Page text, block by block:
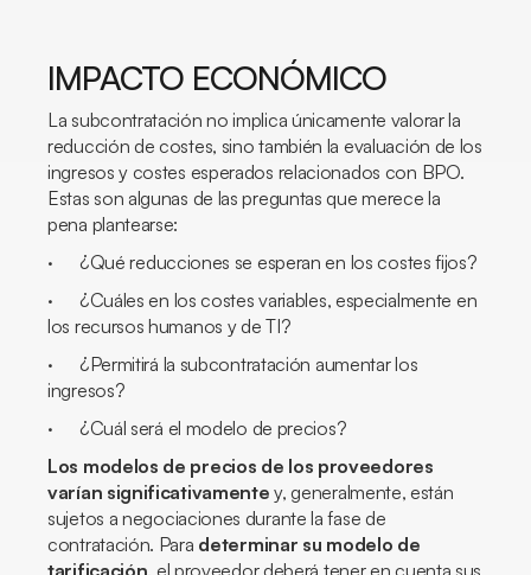
IMPACTO ECONÓMICO
La subcontratación no implica únicamente valorar la
reducción de costes, sino también la evaluación de los
ingresos y costes esperados relacionados con BPO.
Estas son algunas de las preguntas que merece la
pena plantearse:
· ¿Qué reducciones se esperan en los costes fijos?
· ¿Cuáles en los costes variables, especialmente en
los recursos humanos y de TI?
· ¿Permitirá la subcontratación aumentar los
ingresos?
· ¿Cuál será el modelo de precios?
Los modelos de precios de los proveedores
varían significativamente y, generalmente, están
sujetos a negociaciones durante la fase de
contratación. Para determinar su modelo de
tarificación, el proveedor deberá tener en cuenta sus